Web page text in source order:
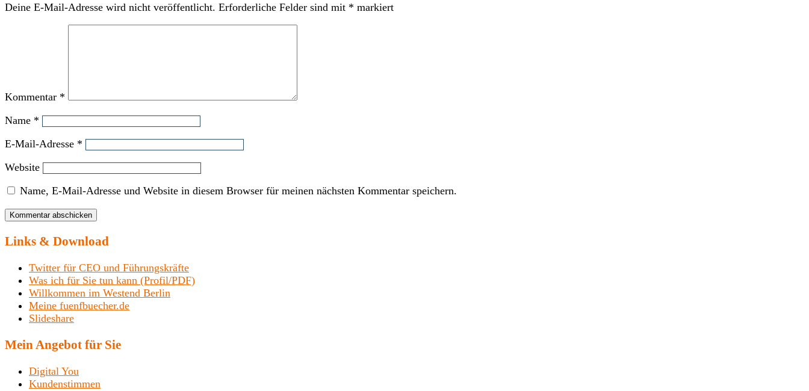
Deine E-Mail-Adresse wird nicht veröffentlicht. Erforderliche Felder sind mit * markiert
Kommentar *
Name *
E-Mail-Adresse *
Website
Name, E-Mail-Adresse und Website in diesem Browser für meinen nächsten Kommentar speichern.
Links & Download
Twitter für CEO und Führungskräfte
Was ich für Sie tun kann (Profil/PDF)
Willkommen im Westend Berlin
Meine fuenfbuecher.de
Slideshare
Mein Angebot für Sie
Digital You
Kundenstimmen